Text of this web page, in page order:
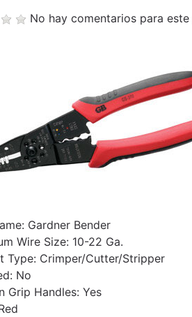
No hay comentarios para
Gardner Bender
Wire Size: 10-22 Ga.
Type: Crimper/Cutter/Stripper
No
Grip Handles: Yes